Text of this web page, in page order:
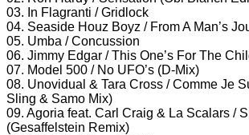
03. In Flagranti / Gridlock
04. Seaside Houz Boyz / From A Man’s
05. Umba / Concussion
06. Jimmy Edgar / This One’s For The
07. Model 500 / No UFO’s (D-Mix)
08. Unovidual & Tara Cross / Comme Je
Sling & Samo Mix)
09. Agoria feat. Carl Craig & La Scalars /
(Gesaffelstein Remix)